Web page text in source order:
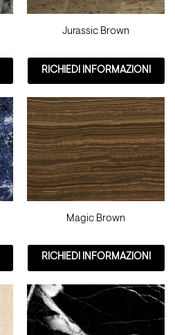
Jurassic Brown
RICHIEDI INFORMAZIONI
Magic Brown
RICHIEDI INFORMAZIONI